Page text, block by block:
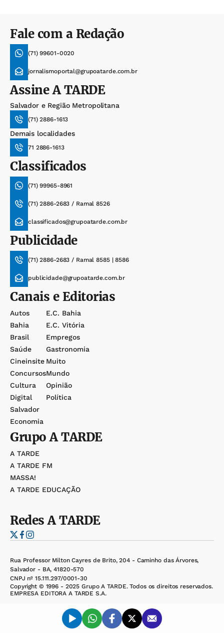
Fale com a Redação
(71) 99601-0020
jornalismoportal@grupoatarde.com.br
AssineA TARDE
Salvador e Região Metropolitana
(71) 2886-1613
Demais localidades
71 2886-1613
Classificados
(71) 99965-8961
(71) 2886-2683 / Ramal 8526
classificados@grupoatarde.com.br
Publicidade
(71) 2886-2683 / Ramal 8585 | 8586
publicidade@grupoatarde.com.br
Canais e Editorias
Autos
Bahia
Brasil
Saúde
Cineinsite
Concursos
Cultura
Digital
Salvador
Economia
E.c. Bahia
E.c. Vitória
Empregos
Gastronomia
Muito
Mundo
Opinião
Política
GrupoA TARDE
A TARDE
A TARDE FM
MASSA!
A TARDE EDUCAÇÃO
RedesA TARDE
Rua Professor Milton Cayres de Brito, 204 - Caminho das Árvores,
Salvador - BA, 41820-570
CNPJ nº 15.111.297/0001-30
Copyright © 1996 - 2025 Grupo A TARDE. Todos os direitos reservados.
EMPRESA EDITORA A TARDE S.A.